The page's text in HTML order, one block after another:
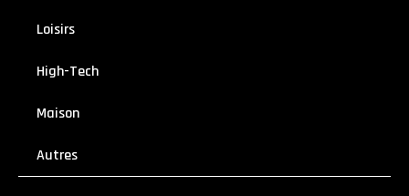
Loisirs
High-Tech
Maison
Autres